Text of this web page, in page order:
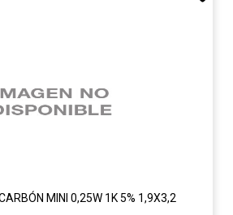
MINI 0,25W 1K 5% 1,9X3,2